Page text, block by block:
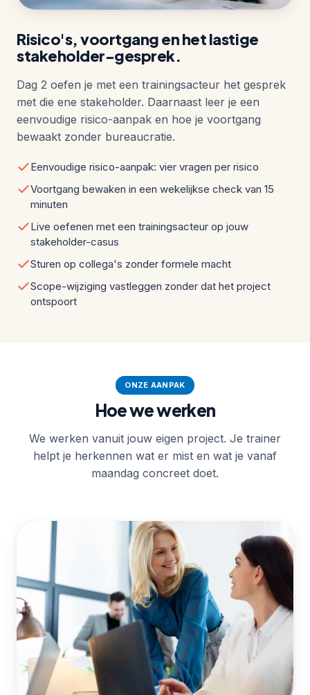
Risico's, voortgang en het lastige
stakeholder-gesprek.
Dag 2 oefen je met een trainingsacteur het gesprek
met die ene stakeholder. Daarnaast leer je een
eenvoudige risico-aanpak en hoe je voortgang
bewaakt zonder bureaucratie.
Eenvoudige risico-aanpak: vier vragen per risico
Voortgang bewaken in een wekelijkse check van 15
minuten
Live oefenen met een trainingsacteur op jouw
stakeholder-casus
Sturen op collega's zonder formele macht
Scope-wijziging vastleggen zonder dat het project
ontspoort
ONZE AANPAK
Hoe we werken
We werken vanuit jouw eigen project. Je trainer
helpt je herkennen wat er mist en wat je vanaf
maandag concreet doet.